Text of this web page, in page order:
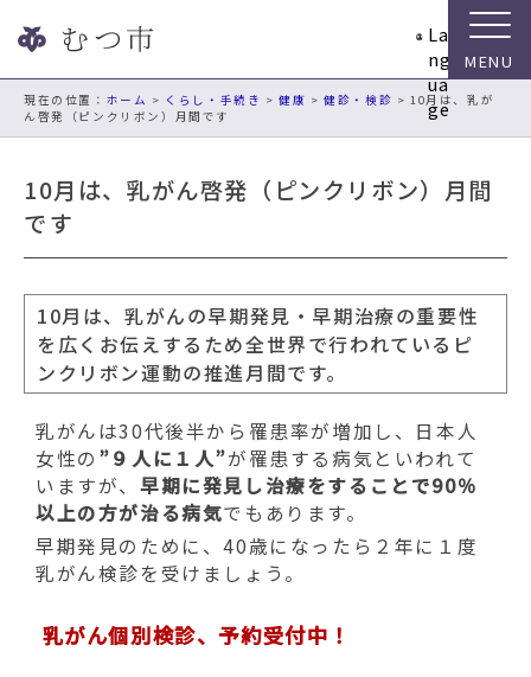
ビ
La
ng
ua
ge
現在の位置： ホーム > くらし・手続き >健康 >健診・検診 > 10月は、乳が
ん啓発（ピンクリボン）月間です
10月は、乳がん啓発（ピンクリボン）月間
です
10月は、乳がんの早期発見・早期治療の重要性
を広くお伝えするため全世界で行われているピ
ンクリボン運動の推進月間です。
乳がんは30代後半から罹患率が増加し、日本人
女性の ”９人に１人”が罹患する病気といわれて
いますが、 早期に発見し治療をすることで90％
以上の方が治る病気でもあります。
早期発見のために、40歳になったら２年に１度
乳がん検診を受けましょう。
乳がん個別検診、予約受付中！